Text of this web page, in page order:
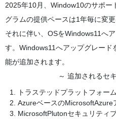
2025年10月、Window10のサポー
グラムの提供ペースは1年毎に変更
それに伴い、OSをWindows11へ
す。Windows11へアップグレー
能が追加されます。
～ 追加されるセ
トラステッドプラットフォー
AzureベースのMicrosoftAzure
MicrosoftPlutonセキュリティ